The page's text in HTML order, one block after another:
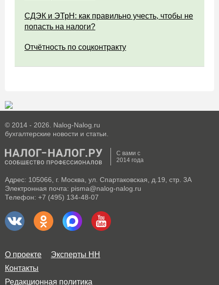
СДЭК и ЭТрН: как правильно учесть, чтобы не
попасть на налоги?
Отчётность по соцконтракту
© 2014 - 2026. Nalog-Nalog.ru
бухгалтерские новости и статьи.
С вами с
2014 года
Адрес: 105066, г. Москва, ул. Спартаковская, д.19, стр. 3А
Электронная почта: pisma@nalog-nalog.ru
Телефон: +7 (495) 134-48-07
О проекте
Эксперты НН
Контакты
Редакционная политика